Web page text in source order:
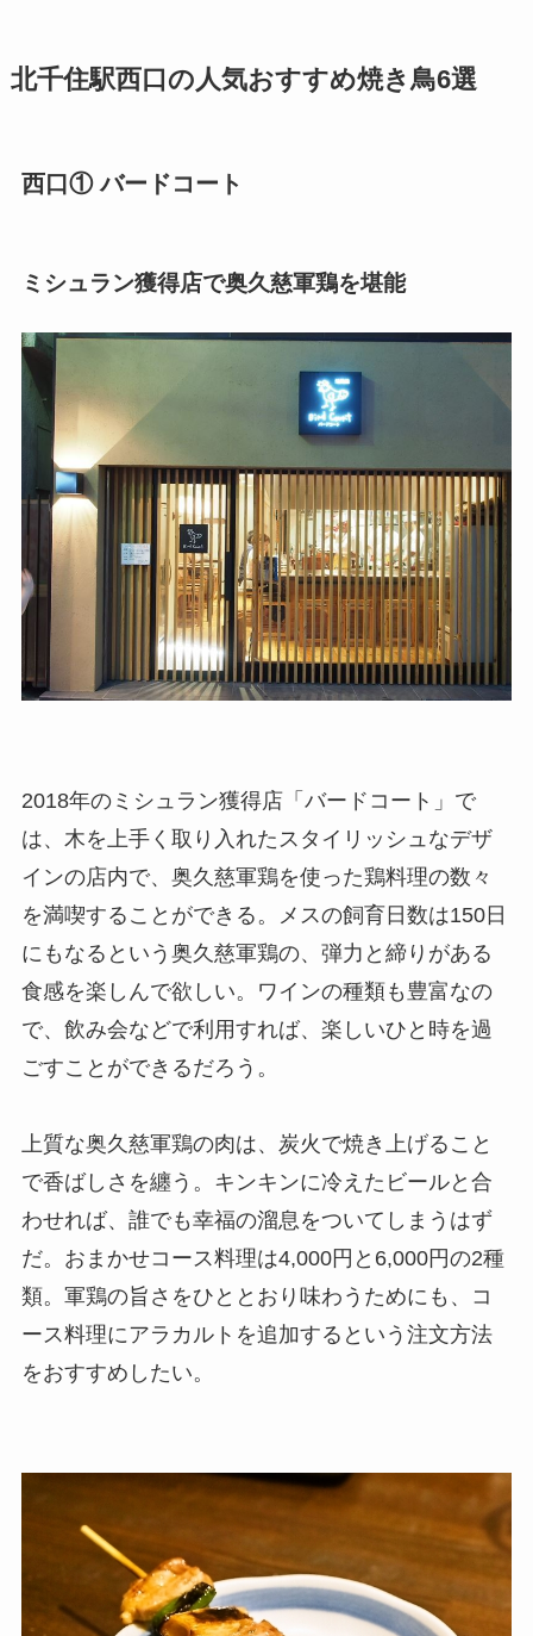
北千住駅西口の人気おすすめ焼き鳥6選
西口① バードコート
ミシュラン獲得店で奥久慈軍鶏を堪能
2018年のミシュラン獲得店「バードコート」で
は、木を上手く取り入れたスタイリッシュなデザ
インの店内で、奥久慈軍鶏を使った鶏料理の数々
を満喫することができる。メスの飼育日数は150日
にもなるという奥久慈軍鶏の、弾力と締りがある
食感を楽しんで欲しい。ワインの種類も豊富なの
で、飲み会などで利用すれば、楽しいひと時を過
ごすことができるだろう。
上質な奥久慈軍鶏の肉は、炭火で焼き上げること
で香ばしさを纏う。キンキンに冷えたビールと合
わせれば、誰でも幸福の溜息をついてしまうはず
だ。おまかせコース料理は4,000円と6,000円の2種
類。軍鶏の旨さをひととおり味わうためにも、コ
ース料理にアラカルトを追加するという注文方法
をおすすめしたい。